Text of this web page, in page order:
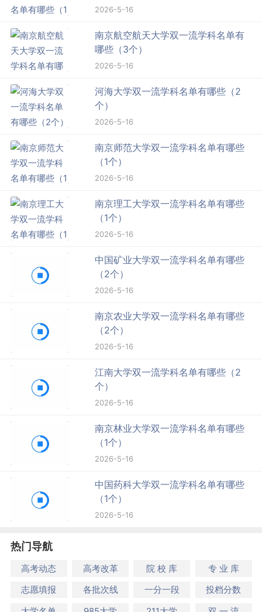
2026-5-16
南京航空航天大学双一流学科名单有
哪些（3个）
2026-5-16
河海大学双一流学科名单有哪些（2
个）
2026-5-16
南京师范大学双一流学科名单有哪些
（1个）
2026-5-16
南京理工大学双一流学科名单有哪些
（1个）
2026-5-16
中国矿业大学双一流学科名单有哪些
（2个）
2026-5-16
南京农业大学双一流学科名单有哪些
（2个）
2026-5-16
江南大学双一流学科名单有哪些（2
个）
2026-5-16
南京林业大学双一流学科名单有哪些
（1个）
2026-5-16
中国药科大学双一流学科名单有哪些
（1个）
2026-5-16
热门导航
高考动态 高考改革 院 校 库
专 业 库
志愿填报
各批次线 一分一段
投档分数